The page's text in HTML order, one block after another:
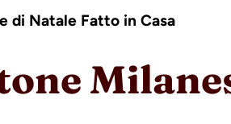
di Natale Fatto in Casa